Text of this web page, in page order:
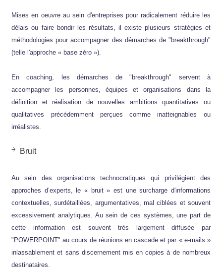
Mises en oeuvre au sein d'entreprises pour radicalement réduire les
délais ou faire bondir les résultats, il existe plusieurs stratégies et
méthodologies pour accompagner des démarches de "breakthrough"
(telle l'approche « base zéro »).
En coaching, les démarches de "breakthrough" servent à
accompagner les personnes, équipes et organisations dans la
définition et réalisation de nouvelles ambitions quantitatives ou
qualitatives précédemment perçues comme inatteignables ou
irréalistes.
Bruit
Au sein des organisations technocratiques qui privilégient des
approches d’experts, le « bruit » est une surcharge d'informations
contextuelles, surdétaillées, argumentatives, mal ciblées et souvent
excessivement analytiques. Au sein de ces systèmes, une part de
cette information est souvent très largement diffusée par
"POWERPOINT" au cours de réunions en cascade et par « e-mails »
inlassablement et sans discernement mis en copies à de nombreux
destinataires.